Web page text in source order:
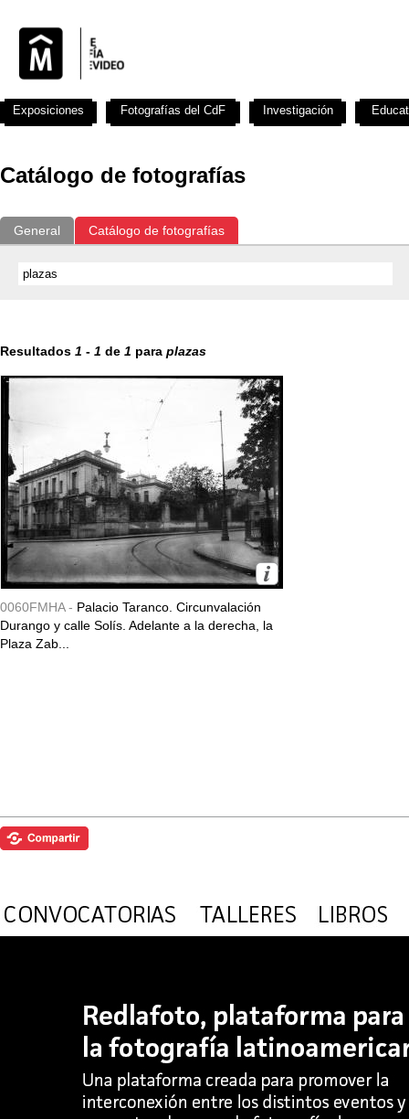
Catálogo de fotografías
General Catálogo de fotografías
Resultados 1 - 1 de 1 para plazas
0060FMHA - Palacio Taranco. Circunvalación
Durango y calle Solís. Adelante a la derecha, la
Plaza Zab...
Exposiciones Fotografías del CdF Investigación